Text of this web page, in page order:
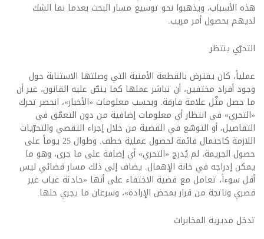
هذه الأسباب، ويذهبوا نحو توسيع مسار البحث بعدما نما الشك
لديهم بحصول أمر مريب.
التحرّي ينتظر
عملياً، كان يفترض بالقطعة الأمنية التي وصلتها الاستنابة حول
وجود أفراد مختفين، أن تباشر عملها كما ينصّ عليه القانون، غير أن
ما حصل مثّل علامة فارقة. وبحسب معلومات «الأخبار»، انحصر تحرك
«التحري» في انتظار أي معلومات إضافية من دون التعمّق في
التفاصيل، أو التوسّع في القضية من خلال إجراء التقصي والتحرّيات
اللازمة كاحتمال قائمة لحصول عملية خطف. وطوال 25 يوماً على
حصول الجريمة، لم يُدرج «التحري» أي إضافة على ما جرى، وهو ما
يمكن إدراجه في خانة الإهمال. يضاف إلى ذلك مسار قضائي ليس
أقل سوءاً، تعامل مع قضية الاختفاء على أنها «حادثة غياب غير
قصري وناتجة من قرار بمحض الإرادة»، وسرعان ما يجري حلها.
تدخل مديرية المخابرات